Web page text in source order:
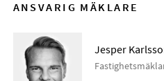
ANSVARIG MÄKLARE
Jesper